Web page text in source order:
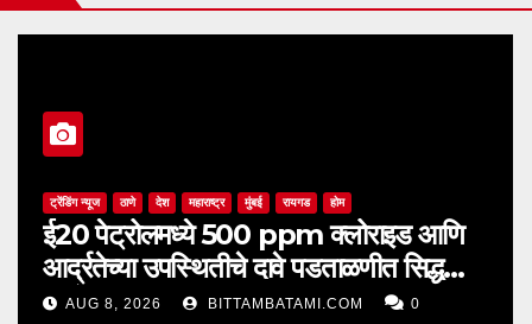
ट्रेंडिंग न्यूज ठाणे देश महाराष्ट्र मुंबई रायगड होम
ई20 पेट्रोलमध्ये 500 ppm क्लोराइड आणि
आर्द्रतेच्या उपस्थितीचे दावे पडताळणीत सिद्ध
झाले नाहीत
AUG 8, 2026 BITTAMBATAMI.COM 0